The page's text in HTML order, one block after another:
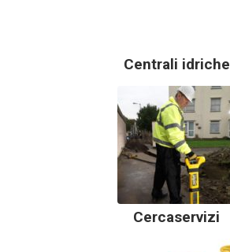
Centrali idriche
Cercaservizi